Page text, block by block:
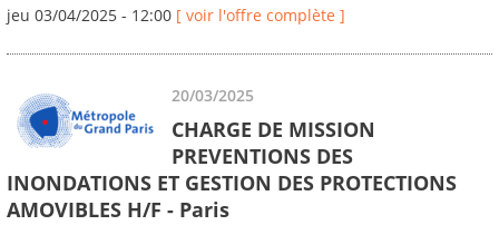
jeu 03/04/2025 - 12:00 [ voir l'offre complète ]
20/03/2025
CHARGE DE MISSION
PREVENTIONS DES
INONDATIONS ET GESTION DES PROTECTIONS
AMOVIBLES H/F - Paris